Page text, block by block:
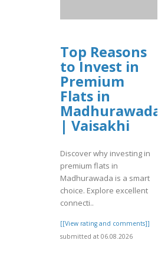
Top Reasons
to Invest in
Premium
Flats in
Madhurawada
| Vaisakhi
Discover why investing in
premium flats in
Madhurawada is a smart
choice. Explore excellent
connecti..
[[View rating and comments]]
submitted at 06.08.2026